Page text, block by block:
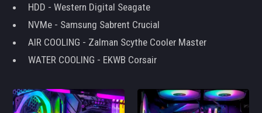
HDD - Western Digital Seagate
NVMe - Samsung Sabrent Crucial
AIR COOLING - Zalman Scythe Cooler Master
WATER COOLING - EKWB Corsair